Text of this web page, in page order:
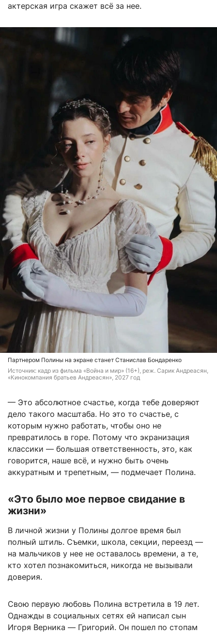
актерская игра скажет всё за нее.
Партнером Полины на экране станет Станислав Бондаренко
Источник: кадр из фильма «Война и мир» (16+), реж. Сарик Андреасян,
«Кинокомпания братьев Андреасян», 2027 год
— Это абсолютное счастье, когда тебе доверяют
дело такого масштаба. Но это то счастье, с
которым нужно работать, чтобы оно не
превратилось в горе. Потому что экранизация
классики — большая ответственность, это, как
говорится, наше всё, и нужно быть очень
аккуратным и трепетным, — подмечает Полина.
«Это было мое первое свидание в
жизни»
В личной жизни у Полины долгое время был
полный штиль. Съемки, школа, секции, переезд —
на мальчиков у нее не оставалось времени, а те,
кто хотел познакомиться, никогда не вызывали
доверия.
Свою первую любовь Полина встретила в 19 лет.
Однажды в социальных сетях ей написал сын
Игоря Верника — Григорий. Он пошел по стопам